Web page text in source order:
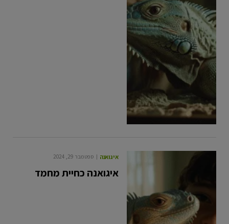
איגואנה ספטמבר 29, 2024
איגואנה כחיית מחמד